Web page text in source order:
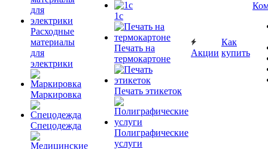
Расходные
материалы
для
электрики
Маркировка
Спецодежда
1c
Печать на
термокартоне
Печать этикеток
Полиграфические
услуги
Акции
Как
купить